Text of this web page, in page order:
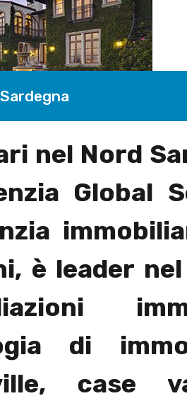
nel Nord
Global
è leader nel
di
case